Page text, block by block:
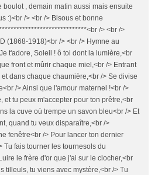
boulot , demain matin aussi mais ensuite
:)<br /> <br /> Bisous et bonne
/> <br />
(1868-1918)<br /> <br /> Hymne au
t'adore, Soleil ! ô toi dont la lumière,<br
front et mûrir chaque miel,<br /> Entrant
dans chaque chaumière,<br /> Se divise
/> Ainsi que l'amour maternel !<br />
et tu peux m'accepter pour ton prêtre,<br
la cuve où trempe un savon bleu<br /> Et
quand tu veux disparaître,<br />
fenêtre<br /> Pour lancer ton dernier
Tu fais tourner les tournesols du
le frère d'or que j'ai sur le clocher,<br
tilleuls, tu viens avec mystère,<br /> Tu